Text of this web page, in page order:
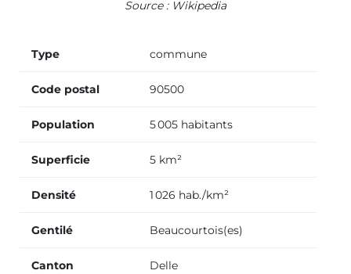
Source : Wikipedia
Type commune
Code postal 90500
Population 5 005 habitants
Superficie 5 km²
Densité 1 026 hab./km²
Gentilé Beaucourtois(es)
Canton Delle